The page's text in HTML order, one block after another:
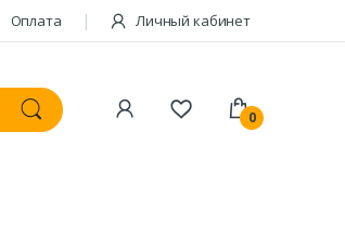
Оплата Личный кабинет
0